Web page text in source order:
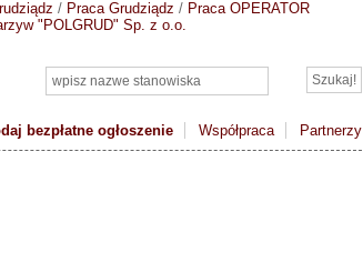
bezpłatne ogłoszenie Współpraca Partnerzy
/ Praca Grudziądz / Praca OPERATOR
"POLGRUD" Sp. z o.o.